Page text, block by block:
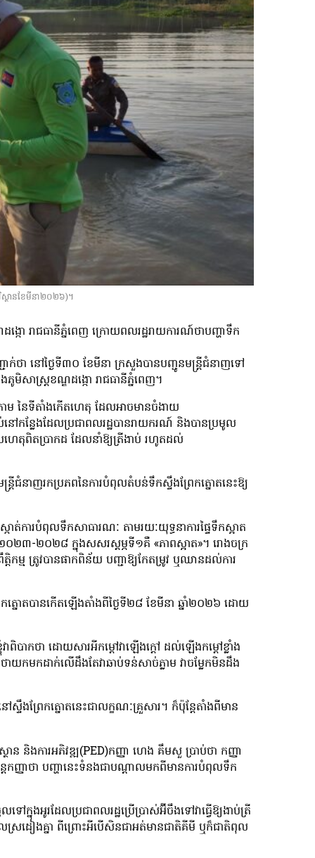
ថានខែមីនា២០២៦)។
ង្កោ រាជធានីភ្នំពេញ ក្រោយពលរដ្ឋរាយការណ៍ថាបញ្ហាទឹក
ក់ថា នៅថ្ងៃទី៣០ ខែមីនា ក្រសួងបានបញ្ជូនមន្ត្រីជំនាញទៅ
មិសាស្រ្តខណ្ឌដង្កោ រាជធានីភ្នំពេញ។
ោម នៃទីតាំងកើតហេតុ ដែលអាចមានចំងាយ
នៅកន្លែងដែលប្រជាពលរដ្ឋបានរាយករណ៍ និងបានប្រមូល
ហេតុពិតប្រាកដ ដែលនាំឱ្យត្រីងាប់ រហូតដល់
តីជំនាញរកប្រភពនៃការបំពុលតំបន់ទឹកស្ទឹងព្រែកត្នោតនេះឱ្យ
ាត់ការបំពុលទឹកសាធារណៈ តាមរយៈយុទ្ធនាការផ្ទៃទឹកស្អាត
២០២៣-២០២៨ ក្នុងសសរស្តម្ភទី១គឺ «ភាពស្អាត»។ រោងចក្រ
កម្ម ត្រូវបានផាកពិន័យ បញ្ជាឱ្យកែតម្រូវ ឬឈានដល់ការ
ោតបានកើតឡើងតាំងពីថ្ងៃទី២៨ ខែមីនា ឆ្នាំ២០២៦ ដោយ
ាកថា ដោយសារអីកម្ដៅវាឡើងក្ដៅ ដល់ឡើងកម្ដៅខ្លាំង
ាយកមកដាក់លើដឹងតែវាឆាប់ទន់សាច់ភ្លាម វាចម្លែកមិនដឹង
ទឹងព្រែកត្នោតនេះជាលក្ខណៈគ្រួសារ។ ក៏ប៉ុន្តែតាំងពីមាន
និងការអភិវឌ្ឍ(PED)កញ្ញា ហេង គឹមសួ ប្រាប់ថា កញ្ញា
ញ្ញាថា បញ្ហានេះទំនងជាបណ្ដាលមកពីមានការបំពុលទឹក
ក្នុងអូរដែលប្រជាពលរដ្ឋប្រើប្រាស់អ៊ីចឹងទៅវាធ្វើឱ្យងាប់ត្រី
លស្រដៀងគ្នា ពីព្រោះអីបើសិនជាអត់មានជាតិគីមី ឬក៏ជាតិពុល